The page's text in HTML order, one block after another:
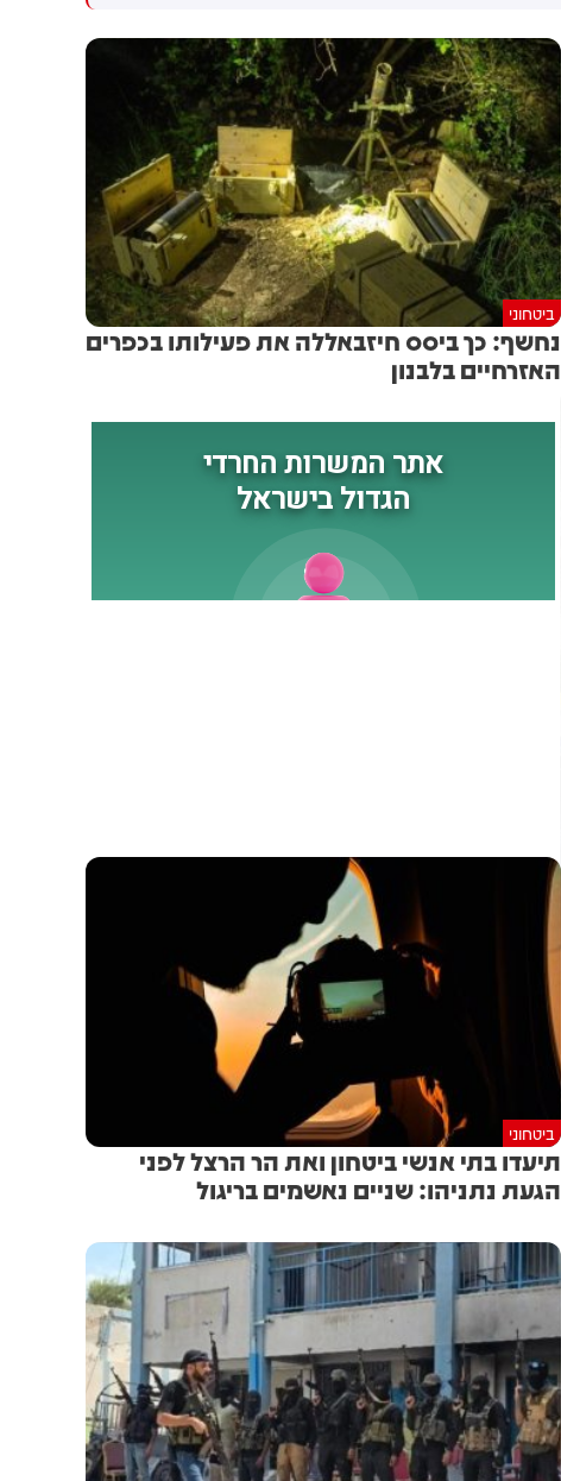
הבוקר בשכונת בקעה בירושלים
בזמן מעבר בהורמוז, שלושה
מהם במהלך השבוע
ביטחוני
נחשף: כך ביסס חיזבאללה את פעילותו בכפרים
האזרחיים בלבנון
ביטחוני
תיעדו בתי אנשי ביטחון ואת הר הרצל לפני
הגעת נתניהו: שניים נאשמים בריגול